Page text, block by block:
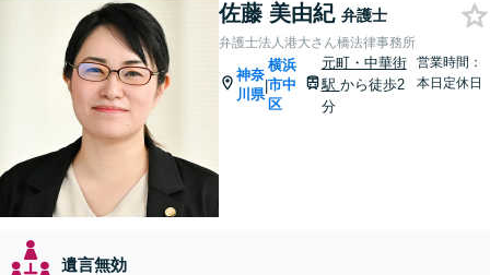
佐藤 美由紀 弁護士
弁護士法人港大さん橋法律事務所
神奈
川県
|
横浜
市中
区
元町・中華街
駅 から徒歩2
分
営業時間：
本日定休日
遺言無効